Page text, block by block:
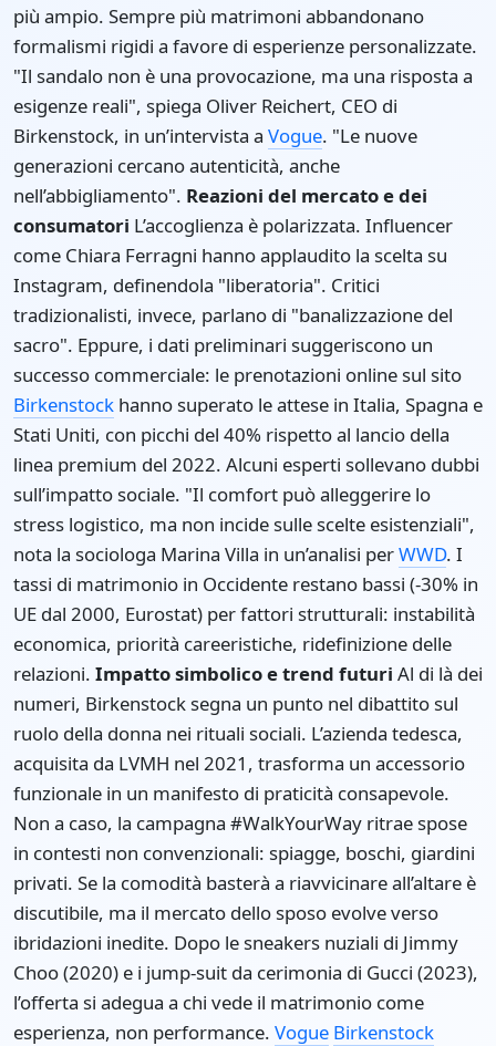
più ampio. Sempre più matrimoni abbandonano
formalismi rigidi a favore di esperienze personalizzate.
"Il sandalo non è una provocazione, ma una risposta a
esigenze reali", spiega Oliver Reichert, CEO di
Birkenstock, in un’intervista a Vogue. "Le nuove
generazioni cercano autenticità, anche
nell’abbigliamento". Reazioni del mercato e dei
consumatori L’accoglienza è polarizzata. Influencer
come Chiara Ferragni hanno applaudito la scelta su
Instagram, definendola "liberatoria". Critici
tradizionalisti, invece, parlano di "banalizzazione del
sacro". Eppure, i dati preliminari suggeriscono un
successo commerciale: le prenotazioni online sul sito
Birkenstock hanno superato le attese in Italia, Spagna e
Stati Uniti, con picchi del 40% rispetto al lancio della
linea premium del 2022. Alcuni esperti sollevano dubbi
sull’impatto sociale. "Il comfort può alleggerire lo
stress logistico, ma non incide sulle scelte esistenziali",
nota la sociologa Marina Villa in un’analisi perWWD. I
tassi di matrimonio in Occidente restano bassi (-30% in
UE dal 2000, Eurostat) per fattori strutturali: instabilità
economica, priorità careeristiche, ridefinizione delle
relazioni. Impatto simbolico e trend futuri Al di là dei
numeri, Birkenstock segna un punto nel dibattito sul
ruolo della donna nei rituali sociali. L’azienda tedesca,
acquisita da LVMH nel 2021, trasforma un accessorio
funzionale in un manifesto di praticità consapevole.
Non a caso, la campagna #WalkYourWay ritrae spose
in contesti non convenzionali: spiagge, boschi, giardini
privati. Se la comodità basterà a riavvicinare all’altare è
discutibile, ma il mercato dello sposo evolve verso
ibridazioni inedite. Dopo le sneakers nuziali di Jimmy
Choo (2020) e i jump-suit da cerimonia di Gucci (2023),
l’offerta si adegua a chi vede il matrimonio come
esperienza, non performance. Vogue Birkenstock